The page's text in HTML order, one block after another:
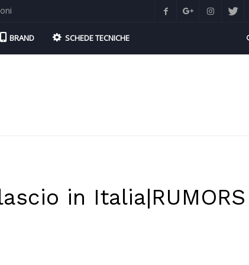
BRAND SCHEDE TECNICHE
in Italia|RUMORS